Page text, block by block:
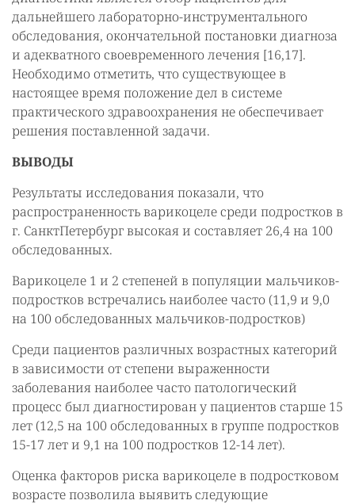
дальнейшего лабораторно-инструментального
обследования, окончательной постановки диагноза
и адекватного своевременного лечения [16,17].
Необходимо отметить, что существующее в
настоящее время положение дел в системе
практического здравоохранения не обеспечивает
решения поставленной задачи.
ВЫВОДЫ
Результаты исследования показали, что
распространенность варикоцеле среди подростков в
г. СанктПетербург высокая и составляет 26,4 на 100
обследованных.
Варикоцеле 1 и 2 степеней в популяции мальчиков-
подростков встречались наиболее часто (11,9 и 9,0
на 100 обследованных мальчиков-подростков)
Среди пациентов различных возрастных категорий
в зависимости от степени выраженности
заболевания наиболее часто патологический
процесс был диагностирован у пациентов старше 15
лет (12,5 на 100 обследованных в группе подростков
15-17 лет и 9,1 на 100 подростков 12-14 лет).
Оценка факторов риска варикоцеле в подростковом
возрасте позволила выявить следующие